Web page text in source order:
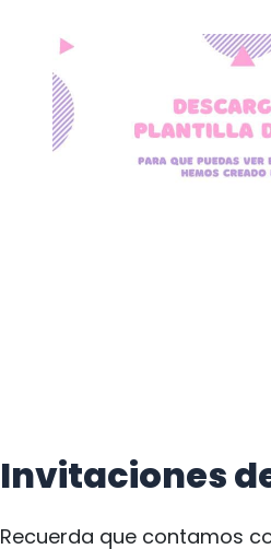
Invitaciones
Recuerda que contamos